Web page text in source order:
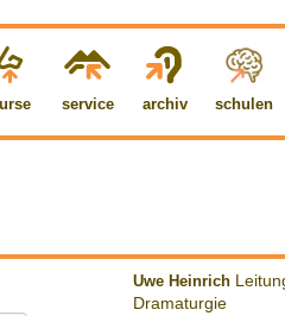
service archiv schulen
Uwe Heinrich
Dramaturgie